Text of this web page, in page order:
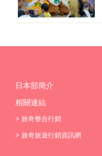
日本部簡介
相關連結
> 旅奇整合行銷
> 旅奇旅遊行銷資訊網